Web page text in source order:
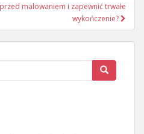
malowaniem i zapewnić trwałe
wykończenie?